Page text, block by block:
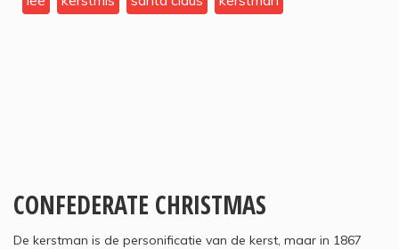
CONFEDERATE CHRISTMAS
De kerstman is de personificatie van de kerst, maar in 1867